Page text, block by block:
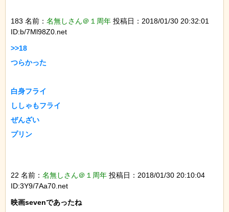
183 名前： 名無しさん＠１周年 投稿日：2018/01/30 20:32:01
ID:b/7Ml98Z0.net
>>18
つらかった
白身フライ
ししゃもフライ
ぜんざい
プリン
22 名前： 名無しさん＠１周年 投稿日：2018/01/30 20:10:04
ID:3Y9/7Aa70.net
映画sevenであったね